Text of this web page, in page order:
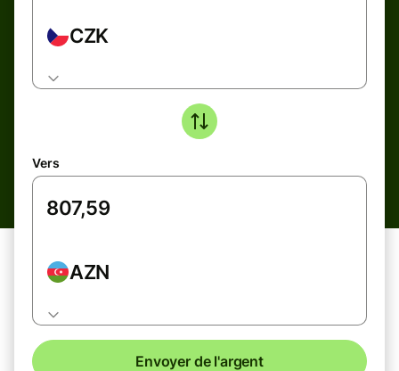
CZK
Vers
AZN
Envoyer de l'argent